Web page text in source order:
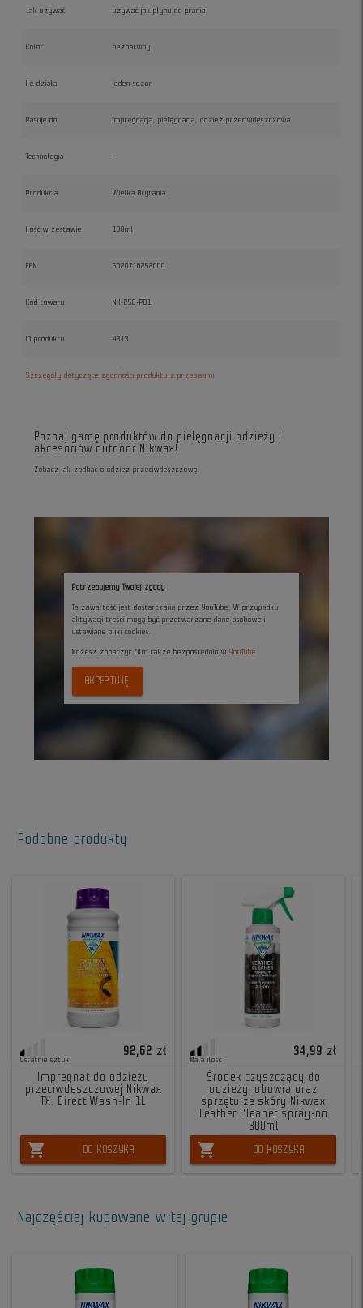
Jak używać używać jak płynu do prania
Kolor bezbarwny
Ile działa jeden sezon
Pasuje do impregnacja, pielęgnacja, odzież przeciwdeszczowa
Technologia -
Produkcja Wielka Brytania
Ilość w zestawie 100ml
EAN 5020716252000
Kod towaru NX-252-PO1
ID produktu 4313
Szczegóły dotyczące zgodności produktu z przepisami
Potrzebujemy Twojej zgody
Ta zawartość jest dostarczana przez YouTube. W przypadku
aktywacji treści mogą być przetwarzane dane osobowe i
ustawiane pliki cookies.
Możesz zobaczyc film także bezpośrednio w YouTube
AKCEPTUJĘ
Poznaj gamę produktów do pielęgnacji odzieży i
akcesoriów outdoor Nikwax!
Zobacz jak zadbać o odzież przeciwdeszczową.
Podobne produkty
Ostatnie sztuki
92,62 zł
Impregnat do odzieży
przeciwdeszczowej Nikwax
TX. Direct Wash-In 1L
shopping_cart DO KOSZYKA
Mała ilość
34,99 zł
Środek czyszczący do
odzieży, obuwia oraz
sprzętu ze skóry Nikwax
Leather Cleaner spray-on
300ml
shopping_cart DO KOSZYKA
Najczęściej kupowane w tej grupie